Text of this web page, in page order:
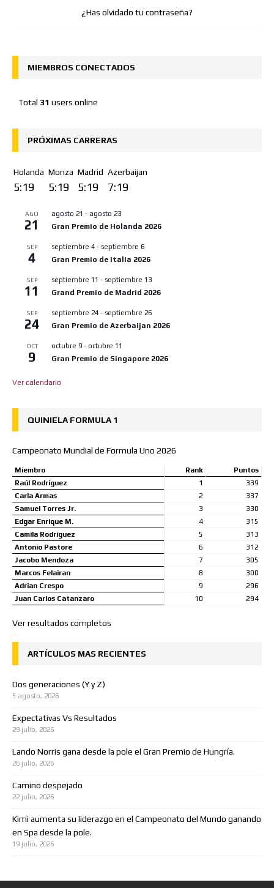
¿Has olvidado tu contraseña?
MIEMBROS CONECTADOS
Total 31 users online
PRÓXIMAS CARRERAS
Holanda
5:19
Monza
5:19
Madrid
5:19
Azerbaijan
7:19
AGO
21
agosto 21 - agosto 23
Gran Premio de Holanda 2026
SEP
4
septiembre 4 - septiembre 6
Gran Premio de Italia 2026
SEP
11
septiembre 11 - septiembre 13
Grand Premio de Madrid 2026
SEP
24
septiembre 24 - septiembre 26
Gran Premio de Azerbaijan 2026
OCT
9
octubre 9 - octubre 11
Gran Premio de Singapore 2026
Ver calendario
QUINIELA FORMULA 1
Campeonato Mundial de Formula Uno 2026
Miembro Rank
Puntos
Raúl Rodriguez
1
339
Carla Armas
2
337
Samuel Torres Jr.
3
330
Edgar Enrique M.
4
315
Camila Rodríguez
5
313
Antonio Pastore
6
312
Jacobo Mendoza
7
305
Marcos Felairan
8
300
Adrian Crespo
9
296
Juan Carlos Catanzaro
10 294
Ver resultados completos
ARTÍCULOS MAS RECIENTES
Dos generaciones (Y y Z)
5 agosto, 2026
Expectativas Vs Resultados
29 julio, 2026
Lando Norris gana desde la pole el Gran Premio de Hungría.
26 julio, 2026
Camino despejado
22 julio, 2026
Kimi aumenta su liderazgo en el Campeonato del Mundo ganando
en Spa desde la pole.
19 julio, 2026